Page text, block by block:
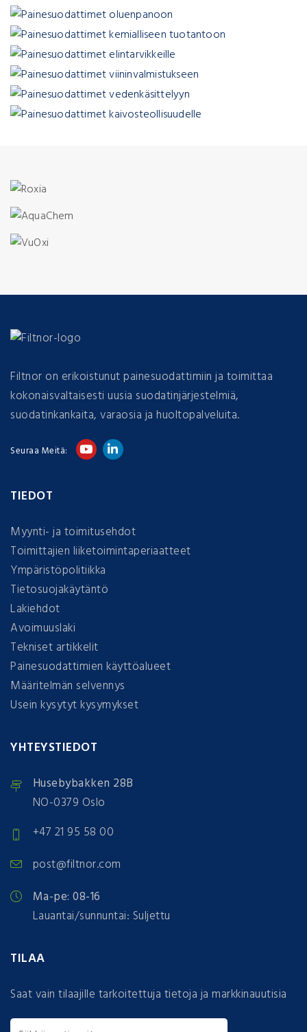
Kemikaalien tuotanto
Prosessiteollisuus
Ruokatavarat
Viininvalmistus
Vedenkäsittely
Kaivostoiminta
Maatalous
Filtnor on erikoistunut painesuodattimiin ja toimittaa
kokonaisvaltaisesti uusia suodatinjärjestelmiä,
suodatinkankaita, varaosia ja huoltopalveluita.
Seuraa Meitä:
TIEDOT
Myynti- ja toimitusehdot
Toimittajien liiketoimintaperiaatteet
Ympäristöpolitiikka
Tietosuojakäytäntö
Lakiehdot
Avoimuuslaki
Tekniset artikkelit
Painesuodattimien käyttöalueet
Määritelmän selvennys
Usein kysytyt kysymykset
YHTEYSTIEDOT
Husebybakken 28B
NO-0379 Oslo
+47 21 95 58 00
post@filtnor.com
Ma-pe: 08-16
Lauantai/sunnuntai: Suljettu
TILAA
Saat vain tilaajille tarkoitettuja tietoja ja markkinauutisia